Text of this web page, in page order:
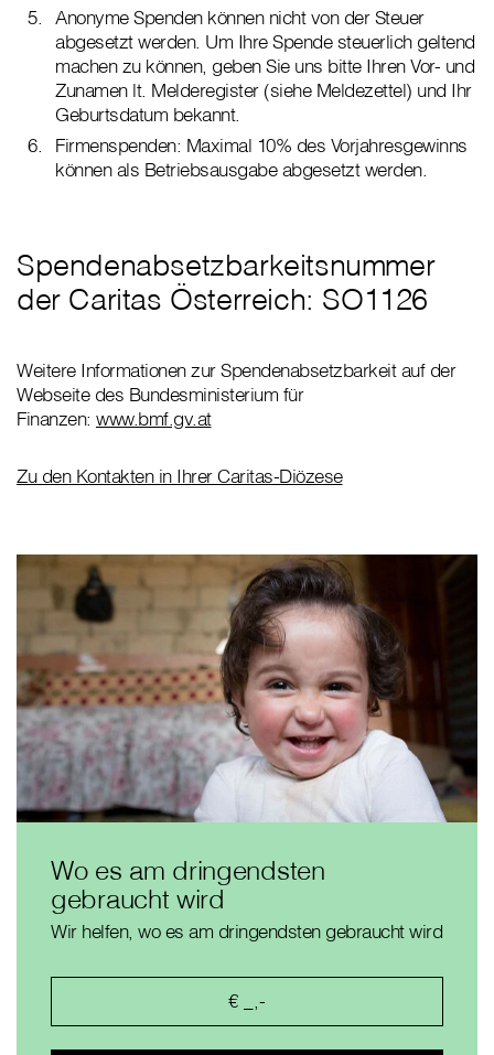
Anonyme Spenden können nicht von der Steuer
abgesetzt werden. Um Ihre Spende steuerlich geltend
machen zu können, geben Sie uns bitte Ihren Vor- und
Zunamen lt. Melderegister (siehe Meldezettel) und Ihr
Geburtsdatum bekannt.
Firmenspenden: Maximal 10% des Vorjahresgewinns
können als Betriebsausgabe abgesetzt werden.
Spendenabsetzbarkeitsnummer
der Caritas Österreich: SO1126
Weitere Informationen zur Spendenabsetzbarkeit auf der
Webseite des Bundesministerium für
Finanzen: www.bmf.gv.at
Zu den Kontakten in Ihrer Caritas-Diözese
Wo es am dringendsten
gebraucht wird
Wir helfen, wo es am dringendsten gebraucht wird